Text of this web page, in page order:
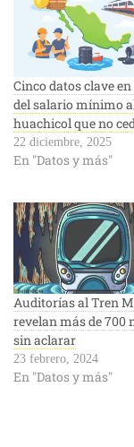
Cinco datos clave en
del salario mínimo
huachicol que no
22 diciembre, 2025
En "Datos y más"
Auditorías al Tren
revelan más de 700
sin aclarar
23 febrero, 2024
En "Datos y más"